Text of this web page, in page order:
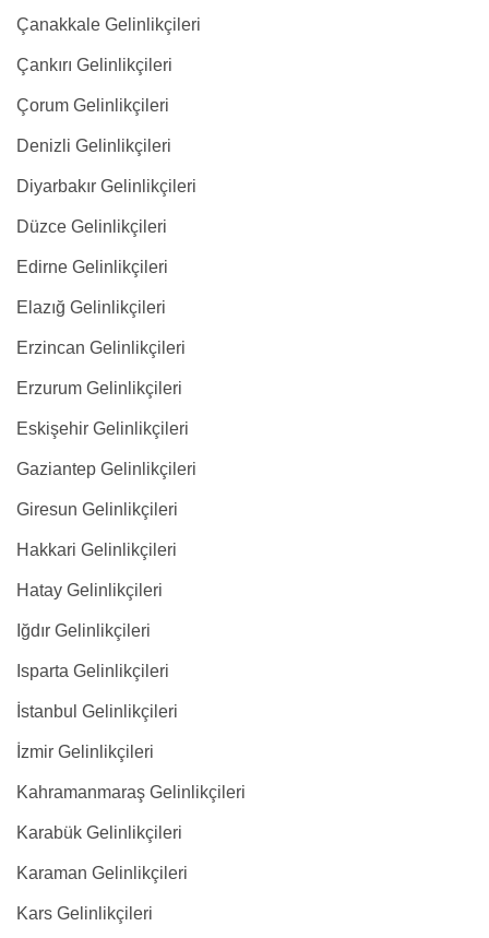
Çanakkale Gelinlikçileri
Çankırı Gelinlikçileri
Çorum Gelinlikçileri
Denizli Gelinlikçileri
Diyarbakır Gelinlikçileri
Düzce Gelinlikçileri
Edirne Gelinlikçileri
Elazığ Gelinlikçileri
Erzincan Gelinlikçileri
Erzurum Gelinlikçileri
Eskişehir Gelinlikçileri
Gaziantep Gelinlikçileri
Giresun Gelinlikçileri
Hakkari Gelinlikçileri
Hatay Gelinlikçileri
Iğdır Gelinlikçileri
Isparta Gelinlikçileri
İstanbul Gelinlikçileri
İzmir Gelinlikçileri
Kahramanmaraş Gelinlikçileri
Karabük Gelinlikçileri
Karaman Gelinlikçileri
Kars Gelinlikçileri